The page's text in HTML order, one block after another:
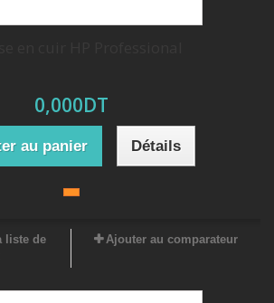
0,000DT
au panier Détails
liste de
Ajouter au comparateur